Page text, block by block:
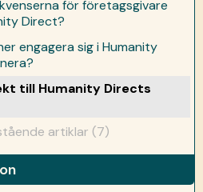
för företagsgivare
Direct?
engagera sig i Humanity
till Humanity Directs
artiklar (7)